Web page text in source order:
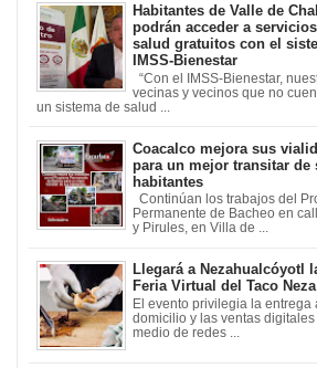
Habitantes de Valle de
podrán acceder a
salud gratuitos con el
IMSS-Bienestar
“Con el IMSS-Bienestar,
vecinas y vecinos que no
un sistema de salud ...
Coacalco mejora sus
para un mejor transitar de
habitantes
Continúan los trabajos del
Permanente de Bacheo en
y Pirules, en Villa de ...
Llegará a Nezahualcóyotl
Feria Virtual del Taco
El evento privilegia la entrega
domicilio y las ventas digitales
medio de redes ...